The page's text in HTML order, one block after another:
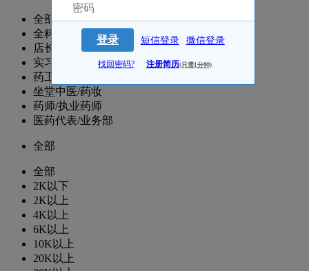
全部
全科医生
店长
实习/兼职
药工/药士/营业员/收银
坐堂中医/药妆
药师/执业药师
医药代表/业务部
全部
全部
2K以下
2K以上
4K以上
6K以上
10K以上
20K以上
登录 短信登录 微信登录
找回密码? 注册简历(只需1分钟)